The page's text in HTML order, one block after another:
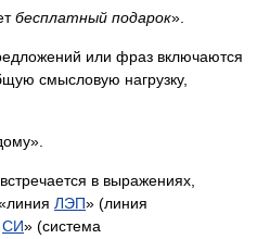
бесплатный подарок».
или фраз включаются
смысловую нагрузку,
в выражениях,
ЛЭП» (линия
СИ» (система